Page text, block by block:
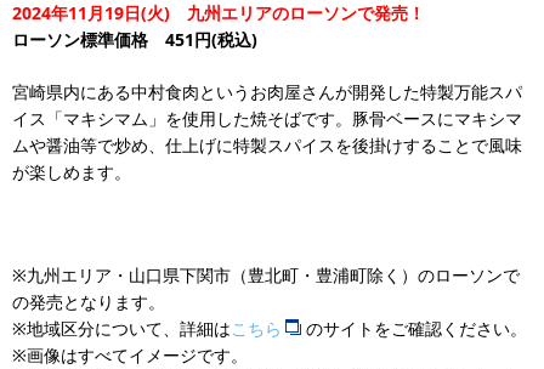
2024年11月19日(火) 九州エリアのローソンで発売！
ローソン標準価格 451円(税込)
宮崎県内にある中村食肉というお肉屋さんが開発した特製万能スパ
イス「マキシマム」を使用した焼そばです。豚骨ベースにマキシマ
ムや醤油等で炒め、仕上げに特製スパイスを後掛けすることで風味
が楽しめます。
※九州エリア・山口県下関市（豊北町・豊浦町除く）のローソンで
の発売となります。
※地域区分について、詳細はこちら
のサイトをご確認ください。
※画像はすべてイメージです。